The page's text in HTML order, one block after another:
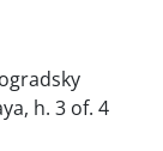
h. 3 of. 4